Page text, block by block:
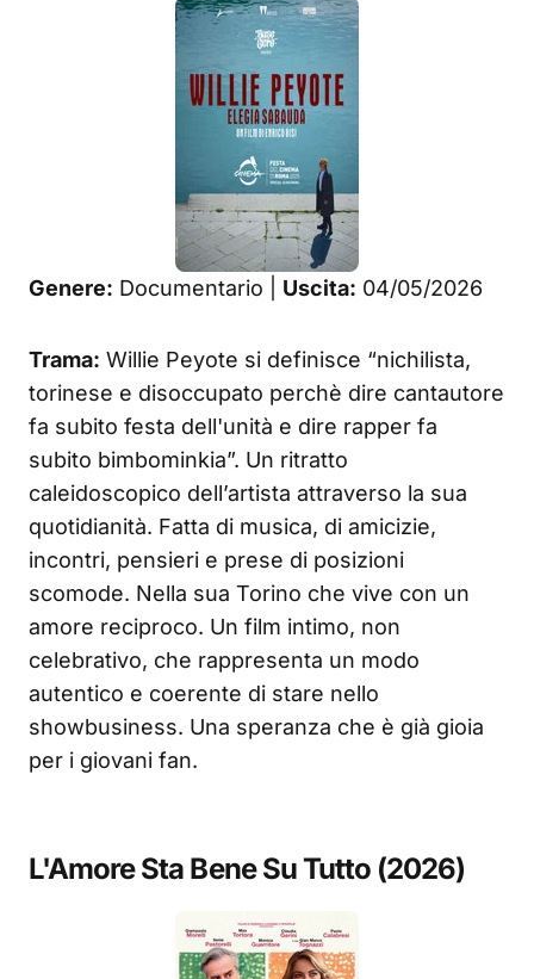
Genere: Documentario | Uscita: 04/05/2026
Trama: Willie Peyote si definisce “nichilista,
torinese e disoccupato perchè dire cantautore
fa subito festa dell'unità e dire rapper fa
subito bimbominkia”. Un ritratto
caleidoscopico dell’artista attraverso la sua
quotidianità. Fatta di musica, di amicizie,
incontri, pensieri e prese di posizioni
scomode. Nella sua Torino che vive con un
amore reciproco. Un film intimo, non
celebrativo, che rappresenta un modo
autentico e coerente di stare nello
showbusiness. Una speranza che è già gioia
per i giovani fan.
L'Amore Sta Bene Su Tutto (2026)